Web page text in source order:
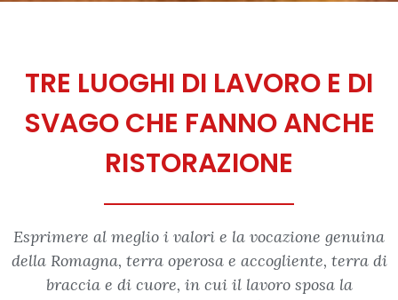
TRE LUOGHI DI LAVORO E DI
SVAGO CHE FANNO ANCHE
RISTORAZIONE
Esprimere al meglio i valori e la vocazione genuina
della Romagna, terra operosa e accogliente, terra di
braccia e di cuore, in cui il lavoro sposa la